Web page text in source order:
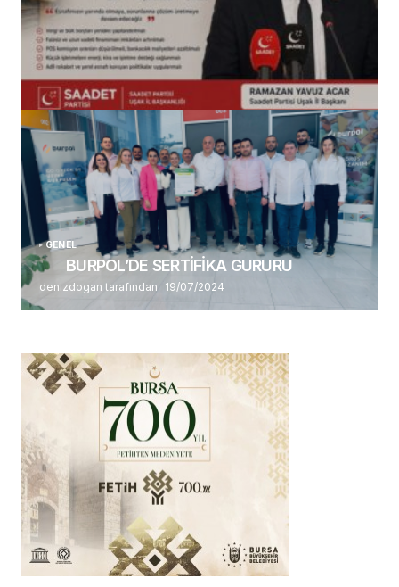
(başlıksız)
Alaattin Karahan tarafından 14/07/2026
GENEL
BURPOL’DE SERTİFİKA GURURU
denizdogan tarafından 19/07/2024